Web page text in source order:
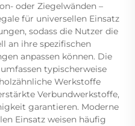
oder Ziegelwänden –
für universellen Einsatz
sodass die Nutzer die
an ihre spezifischen
anpassen können. Die
typischerweise
Werkstoffe
Verbundwerkstoffe,
garantieren. Moderne
Einsatz weisen häufig